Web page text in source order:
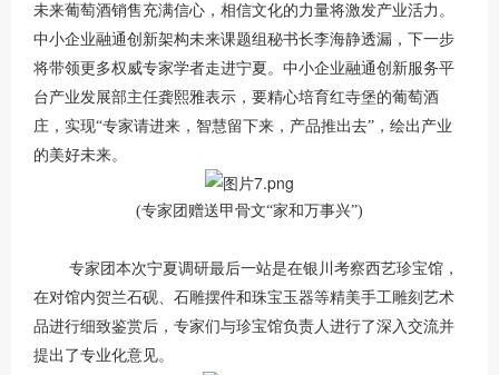
未来葡萄酒销售充满信心，相信文化的力量将激发产业活力。
中小企业融通创新架构未来课题组秘书长李海静透漏，下一步
将带领更多权威专家学者走进宁夏。中小企业融通创新服务平
台产业发展部主任龚熙雅表示，要精心培育红寺堡的葡萄酒
庄，实现“专家请进来，智慧留下来，产品推出去”，绘出产业
的美好未来。
(专家团赠送甲骨文“家和万事兴”)
专家团本次宁夏调研最后一站是在银川考察西艺珍宝馆，
在对馆内贺兰石砚、石雕摆件和珠宝玉器等精美手工雕刻艺术
品进行细致鉴赏后，专家们与珍宝馆负责人进行了深入交流并
提出了专业化意见。